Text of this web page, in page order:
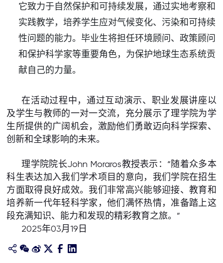
它致力于自然保护和可持续发展，通过实地考察和
实践教学，培养学生应对气候变化、污染和可持续
性问题的能力。毕业生将担任环境顾问、政策顾问
和保护科学家等重要角色，为保护地球生态系统贡
献自己的力量。
在活动过程中，通过互动演示、职业发展讲座以
及学生与教师的一对一交流，充分展示了理学院为学
生所提供的广阔机会，激励他们勇敢迈向科学探索、
创新和全球影响的未来。
理学院院长John Moraros教授表示：“随着众多本
科生表达加入我们学术项目的意向，我们学院在招生
方面取得良好成效。我们非常高兴能够迎接、教育和
培养新一代年轻科学家，他们满怀热情，准备踏上这
段充满知识、能力和发现的精彩教育之旅。”
2025年03月19日